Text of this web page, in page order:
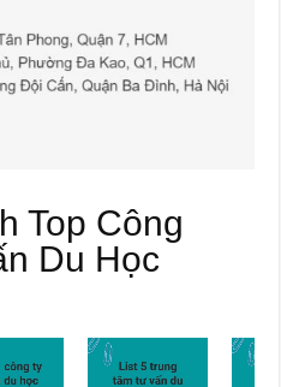
Top Công
Du Học